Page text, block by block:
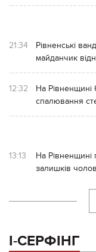
21:34
Рівненські
майданчик
12:32
На Рівненщині
спалювання
13:13
На Рівненщині
залишків
І-СЕРФІНГ